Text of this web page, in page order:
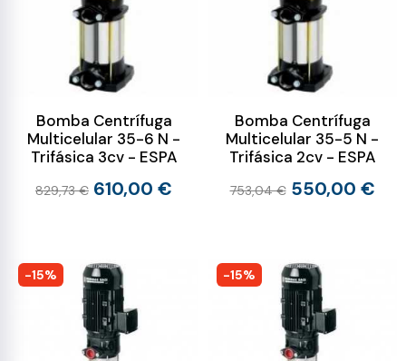
Bomba Centrífuga
Multicelular 35-6 N -
Trifásica 3cv - ESPA
829,73 € 610,00 €
Bomba Centrífuga
Multicelular 35-5 N -
Trifásica 2cv - ESPA
753,04 € 550,00 €
-15% -15%